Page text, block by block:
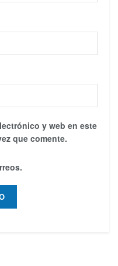
y web en este
que comente.